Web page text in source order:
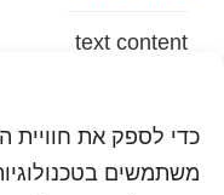
כדי לספק את חוויית
text content